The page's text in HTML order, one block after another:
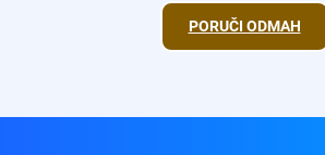
PORUČI ODMAH